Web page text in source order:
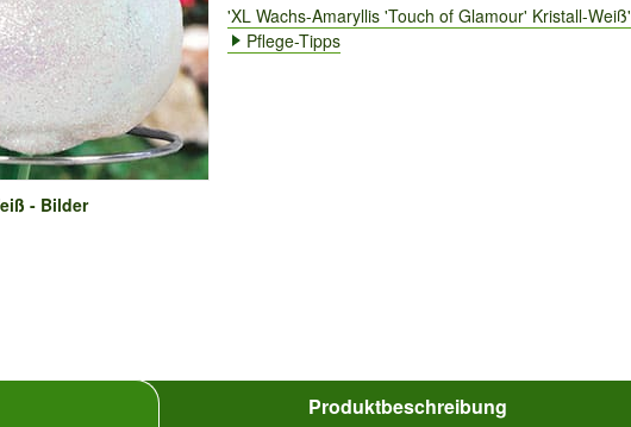
'XL Wachs-Amaryllis 'Touch of Glamour' Kristall-Weiß'
Pflege-Tipps
- Bilder
Produktbeschreibung